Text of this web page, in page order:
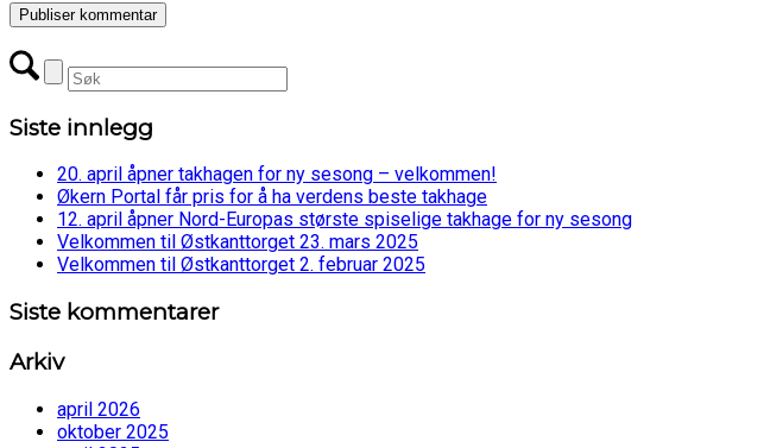
Siste innlegg
20. april åpner takhagen for ny sesong – velkommen!
Økern Portal får pris for å ha verdens beste takhage
12. april åpner Nord-Europas største spiselige takhage for ny sesong
Velkommen til Østkanttorget 23. mars 2025
Velkommen til Østkanttorget 2. februar 2025
Siste kommentarer
Arkiv
april 2026
oktober 2025